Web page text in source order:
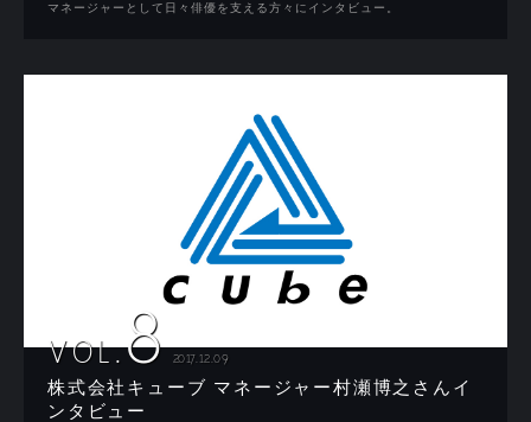
マネージャーとして日々俳優を支える方々にインタビュー。
VOL.8 2017.12.09
株式会社キューブ マネージャー村瀬博之さんイ
ンタビュー